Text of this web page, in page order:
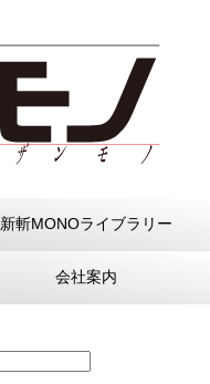
新斬MONOライブラリー
会社案内